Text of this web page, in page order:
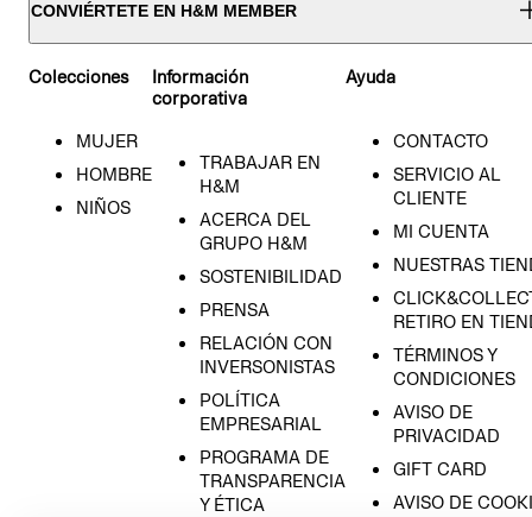
CONVIÉRTETE EN H&M MEMBER
Colecciones
MUJER
HOMBRE
NIÑOS
Información
corporativa
TRABAJAR EN
H&M
ACERCA DEL
GRUPO H&M
SOSTENIBILIDAD
PRENSA
RELACIÓN CON
INVERSONISTAS
POLÍTICA
EMPRESARIAL
PROGRAMA DE
TRANSPARENCIA
Y ÉTICA
Ayuda
CONTACTO
SERVICIO AL
CLIENTE
MI CUENTA
NUESTRAS
RETIRO EN
TÉRMINOS Y
CONDICIONES
AVISO DE
PRIVACIDAD
GIFT CARD
AVISO DE